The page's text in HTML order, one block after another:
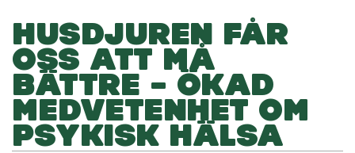
HUSDJUREN FÅR
OSS ATT MÅ
BÄTTRE – ÖKAD
MEDVETENHET OM
PSYKISK HÄLSA